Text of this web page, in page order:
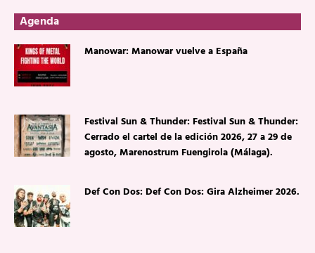
Agenda
Manowar: Manowar vuelve a España
Festival Sun & Thunder: Festival Sun & Thunder:
Cerrado el cartel de la edición 2026, 27 a 29 de
agosto, Marenostrum Fuengirola (Málaga).
Def Con Dos: Def Con Dos: Gira Alzheimer 2026.